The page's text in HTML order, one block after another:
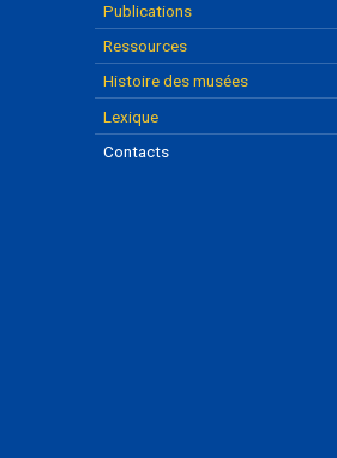
Publications
Ressources
Histoire des musées
Lexique
Contacts